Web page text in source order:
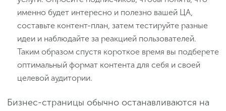
именно будет интересно и полезно вашей ЦА,
составьте контент-план, затем тестируйте разные
идеи и наблюдайте за реакцией пользователей.
Таким образом спустя короткое время вы подберете
оптимальный формат контента для себя и своей
целевой аудитории.
Бизнес-страницы обычно останавливаются на